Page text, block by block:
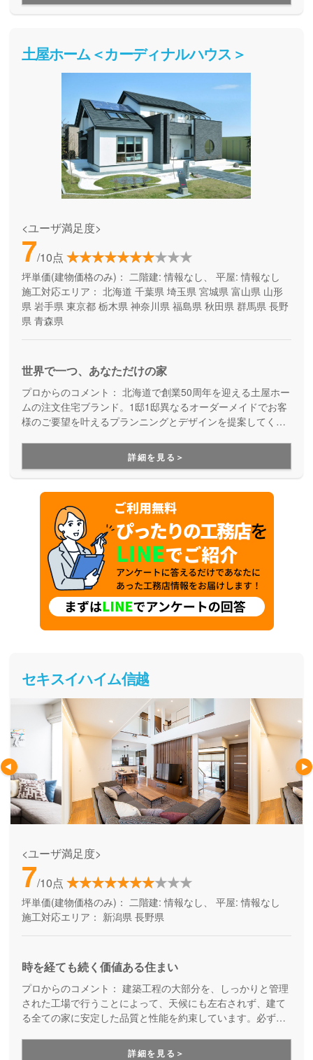
土屋ホーム＜カーディナルハウス＞
<ユーザ満足度>
7/10点
坪単価(建物価格のみ)： 二階建: 情報なし、 平屋: 情報なし
施工対応エリア： 北海道 千葉県 埼玉県 宮城県 富山県 山形
県 岩手県 東京都 栃木県 神奈川県 福島県 秋田県 群馬県 長野
県 青森県
世界で一つ、あなただけの家
プロからのコメント： 北海道で創業50周年を迎える土屋ホー
ムの注文住宅ブランド。1邸1邸異なるオーダーメイドでお客
様のご要望を叶えるプランニングとデザインを提案してくれ
詳細を見る＞
セキスイハイム信越
<ユーザ満足度>
7/10点
坪単価(建物価格のみ)： 二階建: 情報なし、 平屋: 情報なし
施工対応エリア： 新潟県 長野県
時を経ても続く価値ある住まい
プロからのコメント： 建築工程の大部分を、しっかりと管理
された工場で行うことによって、天候にも左右されず、建て
る全ての家に安定した品質と性能を約束しています。必ず、
です。工場生産ならではの工期の短さも魅力の一つ。また、
詳細を見る＞